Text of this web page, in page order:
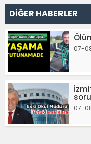
DİĞER HABERLER
07-
07-